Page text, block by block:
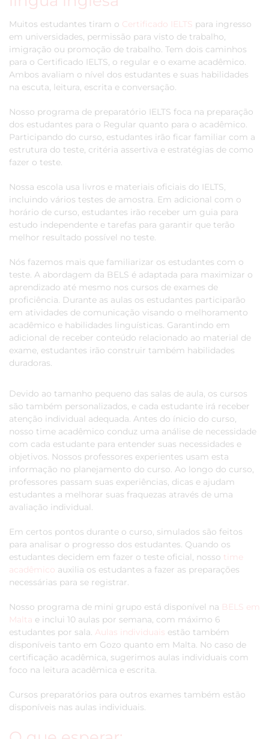
Muitos estudantes tiram o Certificado IELTS para ingresso
em universidades, permissão para visto de trabalho,
imigração ou promoção de trabalho. Tem dois caminhos
para o Certificado IELTS, o regular e o exame acadêmico.
Ambos avaliam o nível dos estudantes e suas habilidades
na escuta, leitura, escrita e conversação.
Nosso programa de preparatório IELTS foca na preparação
dos estudantes para o Regular quanto para o acadêmico.
Participando do curso, estudantes irão ficar familiar com a
estrutura do teste, critéria assertiva e estratégias de como
fazer o teste.
Nossa escola usa livros e materiais oficiais do IELTS,
incluindo vários testes de amostra. Em adicional com o
horário de curso, estudantes irão receber um guia para
estudo independente e tarefas para garantir que terão
melhor resultado possível no teste.
Nós fazemos mais que familiarizar os estudantes com o
teste. A abordagem da BELS é adaptada para maximizar o
aprendizado até mesmo nos cursos de exames de
proficiência. Durante as aulas os estudantes participarão
em atividades de comunicação visando o melhoramento
acadêmico e habilidades linguísticas. Garantindo em
adicional de receber conteúdo relacionado ao material de
exame, estudantes irão construir também habilidades
duradoras.
Devido ao tamanho pequeno das salas de aula, os cursos
são também personalizados, e cada estudante irá receber
atenção individual adequada. Antes do ínicio do curso,
nosso time acadêmico conduz uma análise de necessidade
com cada estudante para entender suas necessidades e
objetivos. Nossos professores experientes usam esta
informação no planejamento do curso. Ao longo do curso,
professores passam suas experiências, dicas e ajudam
estudantes a melhorar suas fraquezas através de uma
avaliação individual.
Em certos pontos durante o curso, simulados são feitos
para analisar o progresso dos estudantes. Quando os
estudantes decidem em fazer o teste oficial, nosso time
acadêmico auxilia os estudantes a fazer as preparações
necessárias para se registrar.
Nosso programa de mini grupo está disponível na BELS em
Malta e inclui 10 aulas por semana, com máximo 6
estudantes por sala. Aulas individuais estão também
disponíveis tanto em Gozo quanto em Malta. No caso de
certificação acadêmica, sugerimos aulas individuais com
foco na leitura acadêmica e escrita.
Cursos preparatórios para outros exames também estão
disponíveis nas aulas individuais.